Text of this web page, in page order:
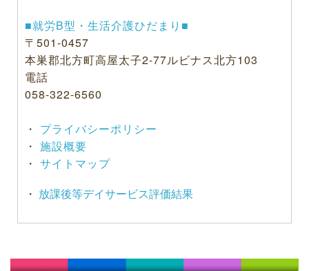
■就労B型・生活介護ひだまり■
〒501-0457
本巣郡北方町高屋太子2-77ルビナス北方103
電話
058-322-6560
・ プライバシーポリシー
・ 施設概要
・ サイトマップ
・ 放課後等デイサービス評価結果